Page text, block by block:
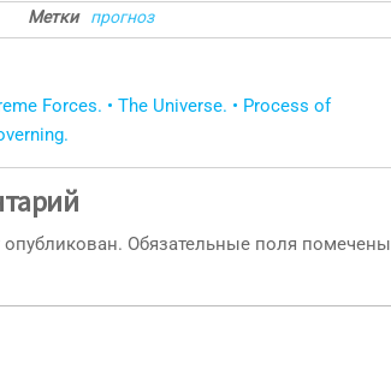
Метки прогноз
Forces. • The Universe. • Process of
Обязательные поля помечены